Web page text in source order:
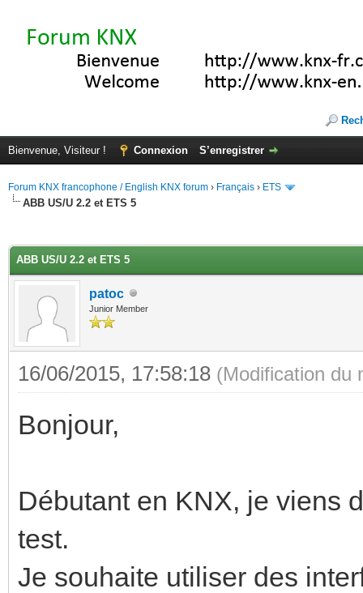
Bienvenue, Visiteur ! Connexion S’enregistrer
Forum KNX francophone / English KNX forum › Français › ETS
ABB US/U 2.2 et ETS 5
ABB US/U 2.2 et ETS 5
patoc
Junior Member
16/06/2015, 17:58:18 (Modification du
Bonjour,
Débutant en KNX, je viens
test.
Je souhaite utiliser des